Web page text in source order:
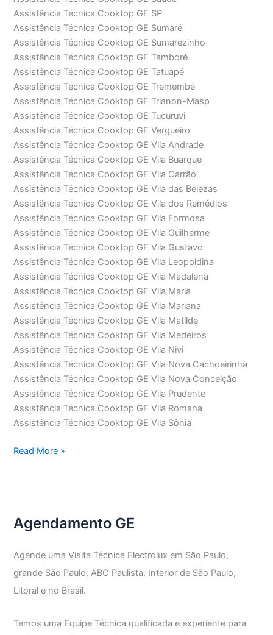
Assistência Técnica Cooktop GE SP
Assistência Técnica Cooktop GE Sumaré
Assistência Técnica Cooktop GE Sumarezinho
Assistência Técnica Cooktop GE Tamboré
Assistência Técnica Cooktop GE Tatuapé
Assistência Técnica Cooktop GE Tremembé
Assistência Técnica Cooktop GE Trianon-Masp
Assistência Técnica Cooktop GE Tucuruvi
Assistência Técnica Cooktop GE Vergueiro
Assistência Técnica Cooktop GE Vila Andrade
Assistência Técnica Cooktop GE Vila Buarque
Assistência Técnica Cooktop GE Vila Carrão
Assistência Técnica Cooktop GE Vila das Belezas
Assistência Técnica Cooktop GE Vila dos Remédios
Assistência Técnica Cooktop GE Vila Formosa
Assistência Técnica Cooktop GE Vila Guilherme
Assistência Técnica Cooktop GE Vila Gustavo
Assistência Técnica Cooktop GE Vila Leopoldina
Assistência Técnica Cooktop GE Vila Madalena
Assistência Técnica Cooktop GE Vila Maria
Assistência Técnica Cooktop GE Vila Mariana
Assistência Técnica Cooktop GE Vila Matilde
Assistência Técnica Cooktop GE Vila Medeiros
Assistência Técnica Cooktop GE Vila Nivi
Assistência Técnica Cooktop GE Vila Nova Cachoeirinha
Assistência Técnica Cooktop GE Vila Nova Conceição
Assistência Técnica Cooktop GE Vila Prudente
Assistência Técnica Cooktop GE Vila Romana
Assistência Técnica Cooktop GE Vila Sônia
Assistência
Read More »
Agendamento GE
Agende uma Visita Técnica Electrolux em São Paulo,
grande São Paulo, ABC Paulista, Interior de São Paulo,
Litoral e no Brasil.
Temos uma Equipe Técnica qualificada e experiente para